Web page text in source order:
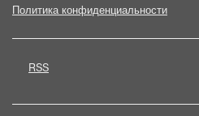
Политика конфиденциальности
RSS